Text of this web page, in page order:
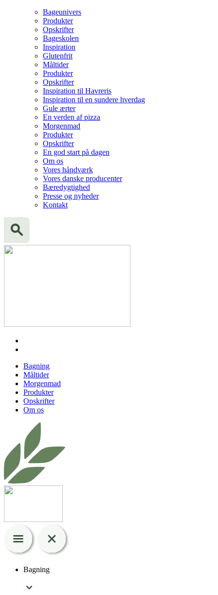
Bageunivers
Produkter
Opskrifter
Bageskolen
Inspiration
Glutenfrit
Måltider
Produkter
Opskrifter
Inspiration til Havreris
Inspiration til en sundere hverdag
Gule ærter
En verden af pizza
Morgenmad
Produkter
Opskrifter
En god start på dagen
Om os
Vores håndværk
Vores danske producenter
Bæredygtighed
Presse og nyheder
Kontakt
Bagning
Måltider
Morgenmad
Produkter
Opskrifter
Om os
Bagning